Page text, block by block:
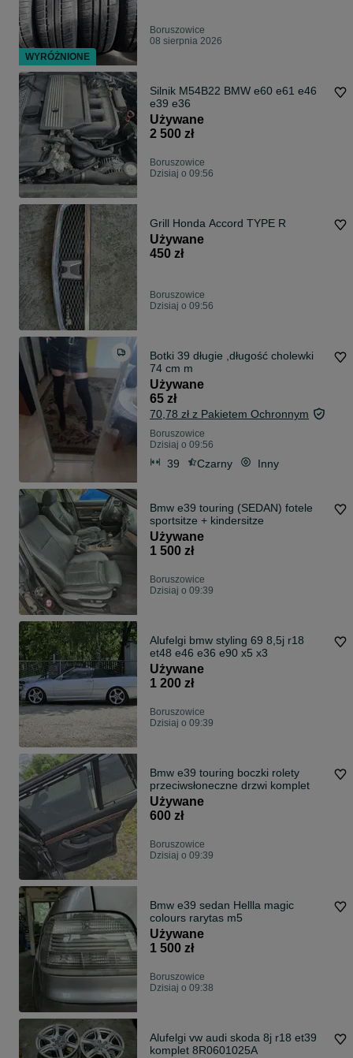
Boruszowice
08 sierpnia 2026
Silnik M54B22 BMW e60 e61 e46
e39 e36
Używane
2 500 zł
Boruszowice
Dzisiaj o 09:56
Grill Honda Accord TYPE R
Używane
450 zł
Boruszowice
Dzisiaj o 09:56
Botki 39 długie ,długość cholewki
74 cm m
Używane
65 zł
70,78 zł z Pakietem Ochronnym
Boruszowice
Dzisiaj o 09:56
39 Czarny Inny
Bmw e39 touring (SEDAN) fotele
sportsitze + kindersitze
Używane
1 500 zł
Boruszowice
Dzisiaj o 09:39
Alufelgi bmw styling 69 8,5j r18
et48 e46 e36 e90 x5 x3
Używane
1 200 zł
Boruszowice
Dzisiaj o 09:39
Bmw e39 touring boczki rolety
przeciwsłoneczne drzwi komplet
Używane
600 zł
Boruszowice
Dzisiaj o 09:39
Bmw e39 sedan Hellla magic
colours rarytas m5
Używane
1 500 zł
Boruszowice
Dzisiaj o 09:38
Alufelgi vw audi skoda 8j r18 et39
komplet 8R0601025A
WYRÓŻNIONE